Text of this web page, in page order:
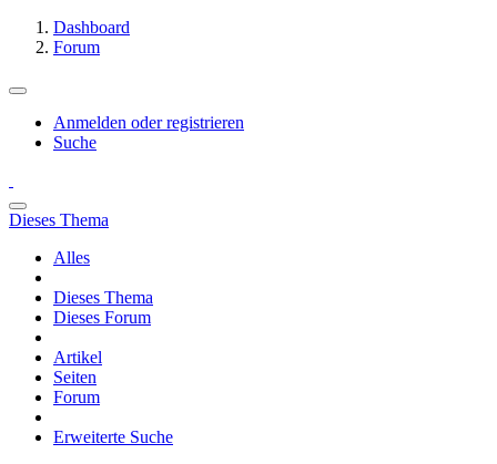
Dashboard
Forum
Anmelden oder registrieren
Suche
Dieses Thema
Alles
Dieses Thema
Dieses Forum
Artikel
Seiten
Forum
Erweiterte Suche